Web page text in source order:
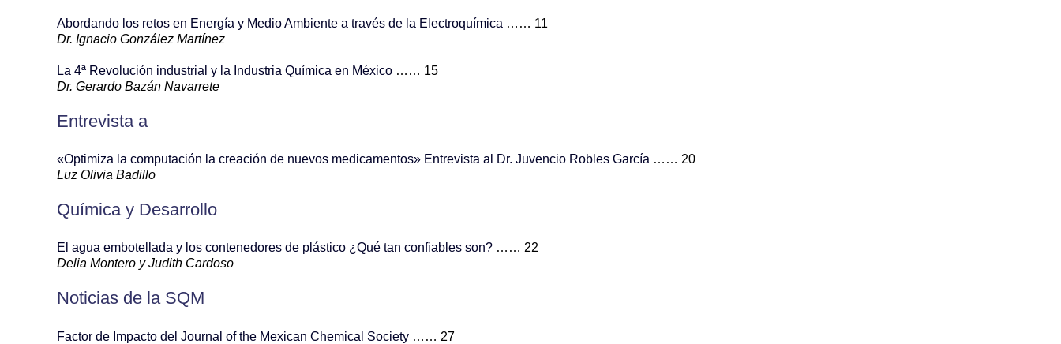
Abordando los retos en Energía y Medio Ambiente a través de la Electroquímica …… 11
Dr. Ignacio González Martínez
La 4ª Revolución industrial y la Industria Química en México …… 15
Dr. Gerardo Bazán Navarrete
Entrevista a
«Optimiza la computación la creación de nuevos medicamentos» Entrevista al Dr. Juvencio Robles García …… 20
Luz Olivia Badillo
Química y Desarrollo
El agua embotellada y los contenedores de plástico ¿Qué tan confiables son? …… 22
Delia Montero y Judith Cardoso
Noticias de la SQM
Factor de Impacto del Journal of the Mexican Chemical Society …… 27